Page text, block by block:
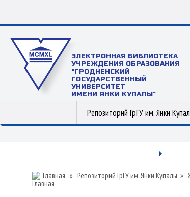
ЭЛЕКТРОННАЯ БИБЛИОТЕКА
УЧРЕЖДЕНИЯ ОБРАЗОВАНИЯ
"ГРОДНЕНСКИЙ
ГОСУДАРСТВЕННЫЙ
УНИВЕРСИТЕТ
ИМЕНИ ЯНКИ КУПАЛЫ"
Репозиторий ГрГУ им. Янки
Главная » Репозиторий ГрГУ им. Янки Купалы »